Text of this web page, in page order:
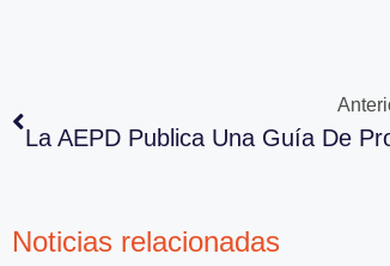
Noticias relacionadas